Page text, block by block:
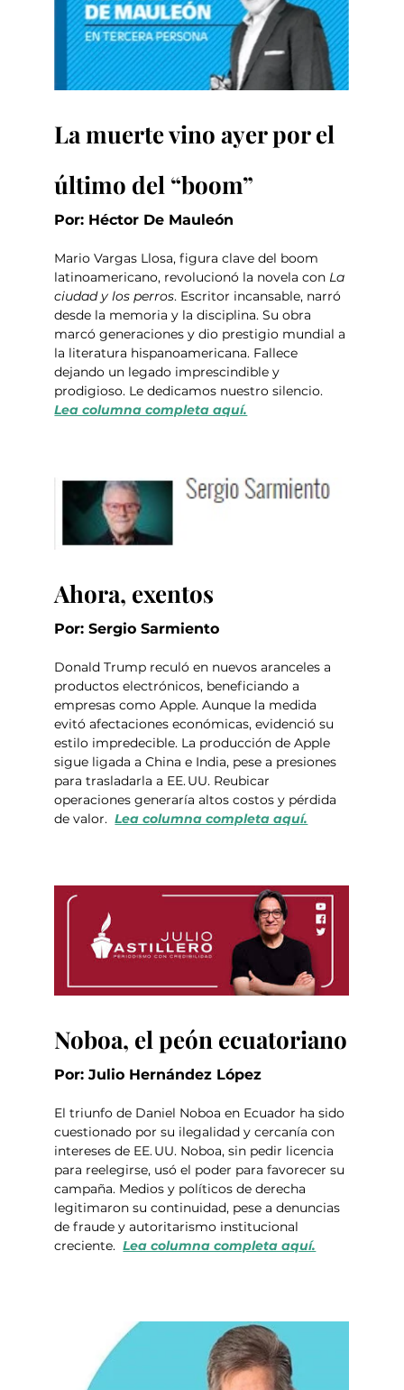
La muerte vino ayer por el
último del “boom”
Por: Héctor De Mauleón
Mario Vargas Llosa, figura clave del boom
latinoamericano, revolucionó la novela con La
ciudad y los perros. Escritor incansable, narró
desde la memoria y la disciplina. Su obra
marcó generaciones y dio prestigio mundial a
la literatura hispanoamericana. Fallece
dejando un legado imprescindible y
prodigioso. Le dedicamos nuestro silencio.
Lea columna completa aquí.
Ahora, exentos
Por: Sergio Sarmiento
Donald Trump reculó en nuevos aranceles a
productos electrónicos, beneficiando a
empresas como Apple. Aunque la medida
evitó afectaciones económicas, evidenció su
estilo impredecible. La producción de Apple
sigue ligada a China e India, pese a presiones
para trasladarla a EE. UU. Reubicar
operaciones generaría altos costos y pérdida
de valor. Lea columna completa aquí.
Noboa, el peón ecuatoriano
Por: Julio Hernández López
El triunfo de Daniel Noboa en Ecuador ha sido
cuestionado por su ilegalidad y cercanía con
intereses de EE. UU. Noboa, sin pedir licencia
para reelegirse, usó el poder para favorecer su
campaña. Medios y políticos de derecha
legitimaron su continuidad, pese a denuncias
de fraude y autoritarismo institucional
creciente. Lea columna completa aquí.